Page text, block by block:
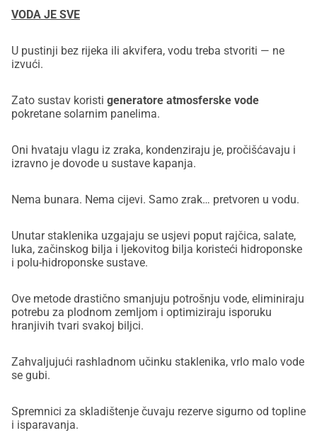
VODA JE SVE
U pustinji bez rijeka ili akvifera, vodu treba stvoriti — ne
izvući.
Zato sustav koristi generatore atmosferske vode
pokretane solarnim panelima.
Oni hvataju vlagu iz zraka, kondenziraju je, pročišćavaju i
izravno je dovode u sustave kapanja.
Nema bunara. Nema cijevi. Samo zrak… pretvoren u vodu.
Unutar staklenika uzgajaju se usjevi poput rajčica, salate,
luka, začinskog bilja i ljekovitog bilja koristeći hidroponske
i polu-hidroponske sustave.
Ove metode drastično smanjuju potrošnju vode, eliminiraju
potrebu za plodnom zemljom i optimiziraju isporuku
hranjivih tvari svakoj biljci.
Zahvaljujući rashladnom učinku staklenika, vrlo malo vode
se gubi.
Spremnici za skladištenje čuvaju rezerve sigurno od topline
i isparavanja.